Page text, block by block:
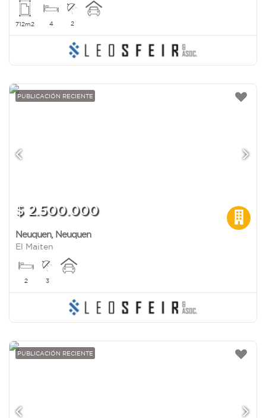
712m2 4 2
PUBLICACIÓN RECIENTE
$ 2.500.000
Neuquen, Neuquen
El Maiten
2 3
PUBLICACIÓN RECIENTE